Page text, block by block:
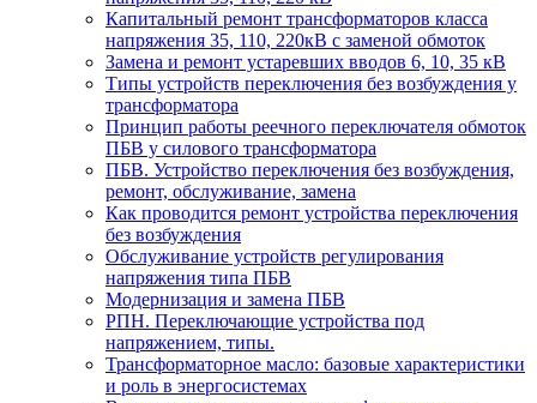
Капитальный ремонт трансформаторов класса
напряжения 35, 110, 220кВ с заменой обмоток
Замена и ремонт устаревших вводов 6, 10, 35 кВ
Типы устройств переключения без возбуждения у
трансформатора
Принцип работы реечного переключателя обмоток
ПБВ у силового трансформатора
ПБВ. Устройство переключения без возбуждения,
ремонт, обслуживание, замена
Как проводится ремонт устройства переключения
без возбуждения
Обслуживание устройств регулирования
напряжения типа ПБВ
Модернизация и замена ПБВ
РПН. Переключающие устройства под
напряжением, типы.
Трансформаторное масло: базовые характеристики
и роль в энергосистемах